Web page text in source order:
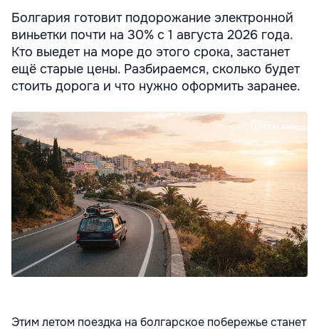
Болгария готовит подорожание электронной
виньетки почти на 30% с 1 августа 2026 года.
Кто выедет на море до этого срока, застанет
ещё старые цены. Разбираемся, сколько будет
стоить дорога и что нужно оформить заранее.
Этим летом поездка на болгарское побережье станет